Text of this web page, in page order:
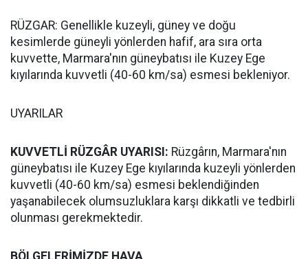
RÜZGAR: Genellikle kuzeyli, güney ve doğu
kesimlerde güneyli yönlerden hafif, ara sıra orta
kuvvette, Marmara'nın güneybatısı ile Kuzey Ege
kıyılarında kuvvetli (40-60 km/sa) esmesi bekleniyor.
UYARILAR
KUVVETLİ RÜZGÂR UYARISI: Rüzgârın, Marmara'nın
güneybatısı ile Kuzey Ege kıyılarında kuzeyli yönlerden
kuvvetli (40-60 km/sa) esmesi beklendiğinden
yaşanabilecek olumsuzluklara karşı dikkatli ve tedbirli
olunması gerekmektedir.
BÖLGELERİMİZDE HAVA